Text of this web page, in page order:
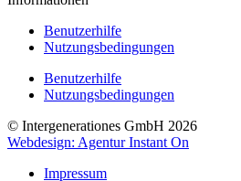
Benutzerhilfe
Nutzungsbedingungen
Benutzerhilfe
Nutzungsbedingungen
© Intergenerationes GmbH 2026
Webdesign: Agentur Instant On
Impressum